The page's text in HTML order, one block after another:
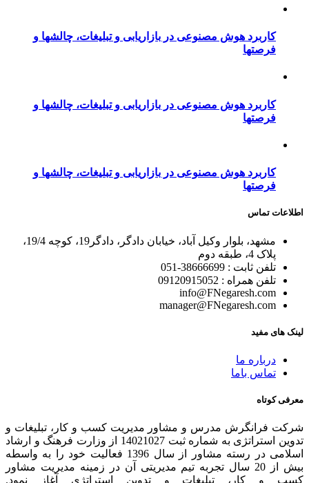
کاربرد هوش مصنوعی در بازاریابی و تبلیغات، چالشها و
فرصتها
کاربرد هوش مصنوعی در بازاریابی و تبلیغات، چالشها و
فرصتها
کاربرد هوش مصنوعی در بازاریابی و تبلیغات، چالشها و
فرصتها
اطلاعات تماس
مشهد، بلوار وکیل آباد، خیابان دادگر، دادگر19، کوچه 19/4،
پلاک 4، طبقه دوم
تلفن ثابت : 38666699-051
تلفن همراه : 09120915052
info@FNegaresh.com
manager@FNegaresh.com
لینک های مفید
درباره ما
تماس باما
معرفی کوتاه
شرکت فرانگرش مدرس و مشاور مدیریت کسب و کار، تبلیغات و
تدوین استراتژی به شماره ثبت 14021027 از وزارت فرهنگ و ارشاد
اسلامی در رسته مشاور از سال 1396 فعالیت خود را به واسطه
بیش از 20 سال تجربه تیم مدیریتی آن در زمینه مدیریت مشاور
کسب و کار، تبلیغات و تدوین استراتژی آغاز نمود.